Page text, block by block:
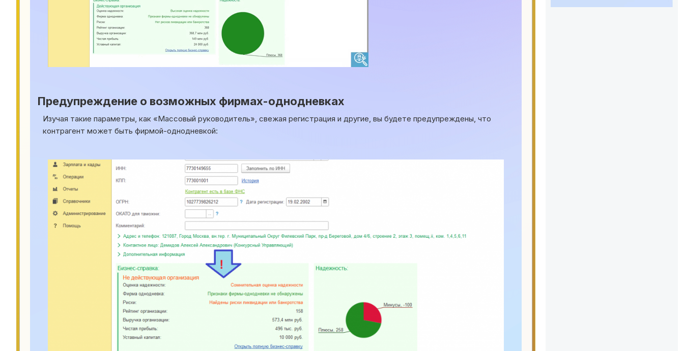
Предупреждение о возможных фирмах-однодневках
Изучая такие параметры, как «Массовый руководитель», свежая регистрация и другие, вы будете предупреждены, что
контрагент может быть фирмой-однодневкой: